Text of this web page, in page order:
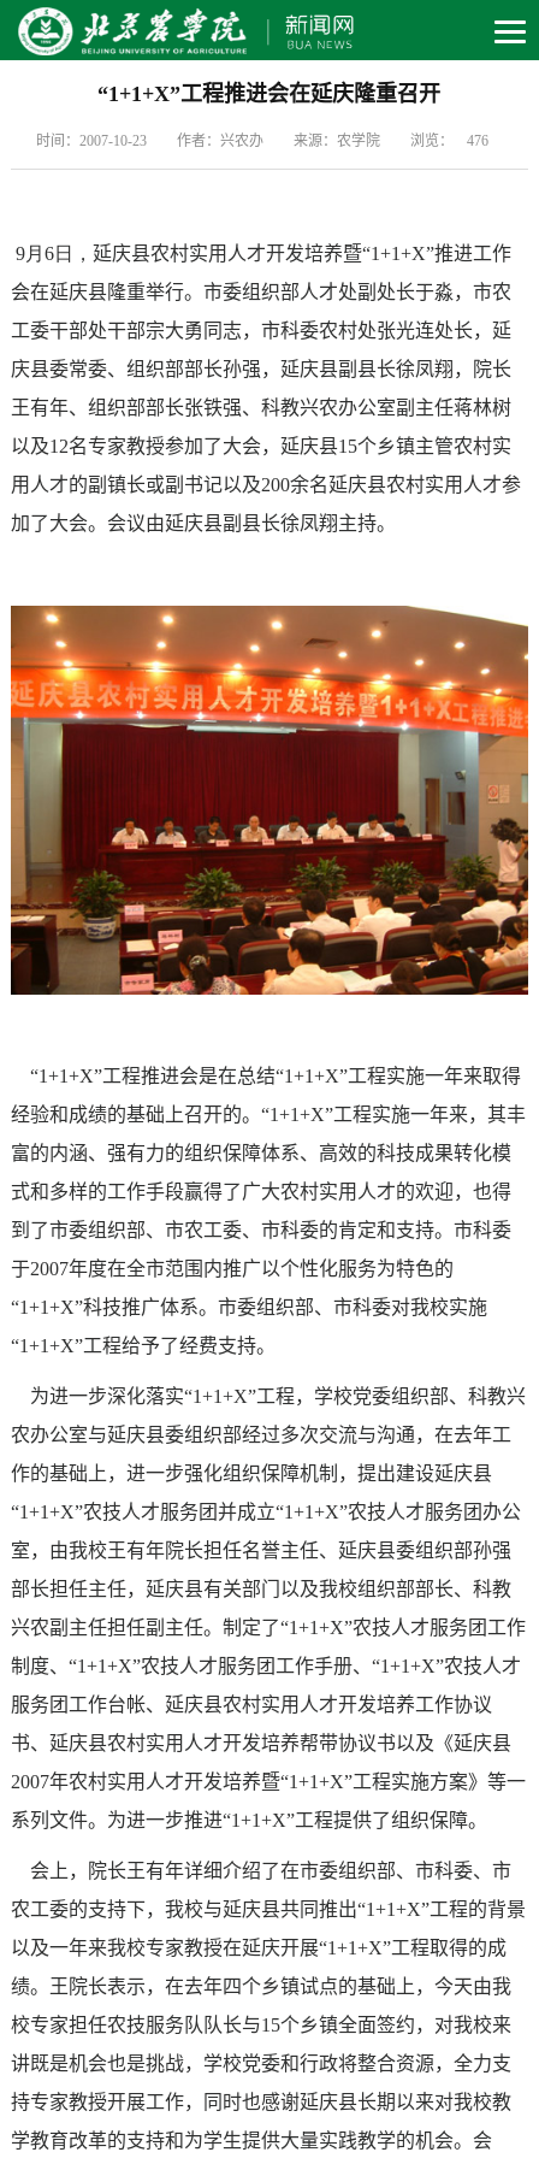
“1+1+X”工程推进会在延庆隆重召开
时间：2007-10-23 作者：兴农办 来源：农学院 浏览： 476
9月6日， 延庆县农村实用人才开发培养暨“1+1+X”推进工作
会在延庆县隆重举行。市委组织部人才处副处长于淼，市农
工委干部处干部宗大勇同志，市科委农村处张光连处长，延
庆县委常委、组织部部长孙强，延庆县副县长徐凤翔，院长
王有年、组织部部长张铁强、科教兴农办公室副主任蒋林树
以及12名专家教授参加了大会，延庆县15个乡镇主管农村实
用人才的副镇长或副书记以及200余名延庆县农村实用人才参
加了大会。会议由延庆县副县长徐凤翔主持。
“1+1+X”工程推进会是在总结“1+1+X”工程实施一年来取得
经验和成绩的基础上召开的。 “1+1+X”工程实施一年来，其丰
富的内涵、强有力的组织保障体系、高效的科技成果转化模
式和多样的工作手段赢得了广大农村实用人才的欢迎，也得
到了市委组织部、市农工委、市科委的肯定和支持。市科委
于2007年度在全市范围内推广以个性化服务为特色的
“1+1+X”科技推广体系。市委组织部、市科委对我校实施
“1+1+X”工程给予了经费支持。
为进一步深化落实“1+1+X”工程，学校党委组织部、科教兴
农办公室与延庆县委组织部经过多次交流与沟通，在去年工
作的基础上，进一步强化组织保障机制，提出建设延庆县
“1+1+X”农技人才服务团并成立“1+1+X”农技人才服务团办公
室，由我校王有年院长担任名誉主任、延庆县委组织部孙强
部长担任主任，延庆县有关部门以及我校组织部部长、科教
兴农副主任担任副主任。制定了“1+1+X”农技人才服务团工作
制度、 “1+1+X”农技人才服务团工作手册、 “1+1+X”农技人才
服务团工作台帐、延庆县农村实用人才开发培养工作协议
书、延庆县农村实用人才开发培养帮带协议书以及《延庆县
2007年农村实用人才开发培养暨“1+1+X”工程实施方案》等一
系列文件。为进一步推进“1+1+X”工程提供了组织保障。
会上，院长王有年详细介绍了在市委组织部、市科委、市
农工委的支持下，我校与延庆县共同推出“1+1+X”工程的背景
以及一年来我校专家教授在延庆开展“1+1+X”工程取得的成
绩。王院长表示，在去年四个乡镇试点的基础上，今天由我
校专家担任农技服务队队长与15个乡镇全面签约，对我校来
讲既是机会也是挑战，学校党委和行政将整合资源，全力支
持专家教授开展工作，同时也感谢延庆县长期以来对我校教
学教育改革的支持和为学生提供大量实践教学的机会。会